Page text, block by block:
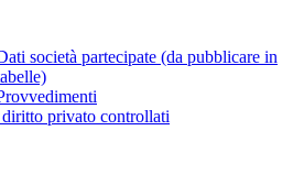
società partecipate (da pubblicare in
privato controllati